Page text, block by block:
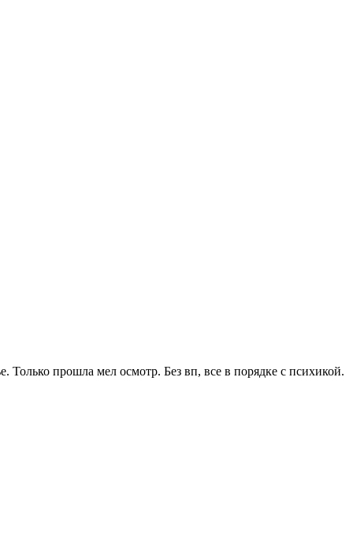
Только прошла мел осмотр. Без вп, все в порядке с психикой.